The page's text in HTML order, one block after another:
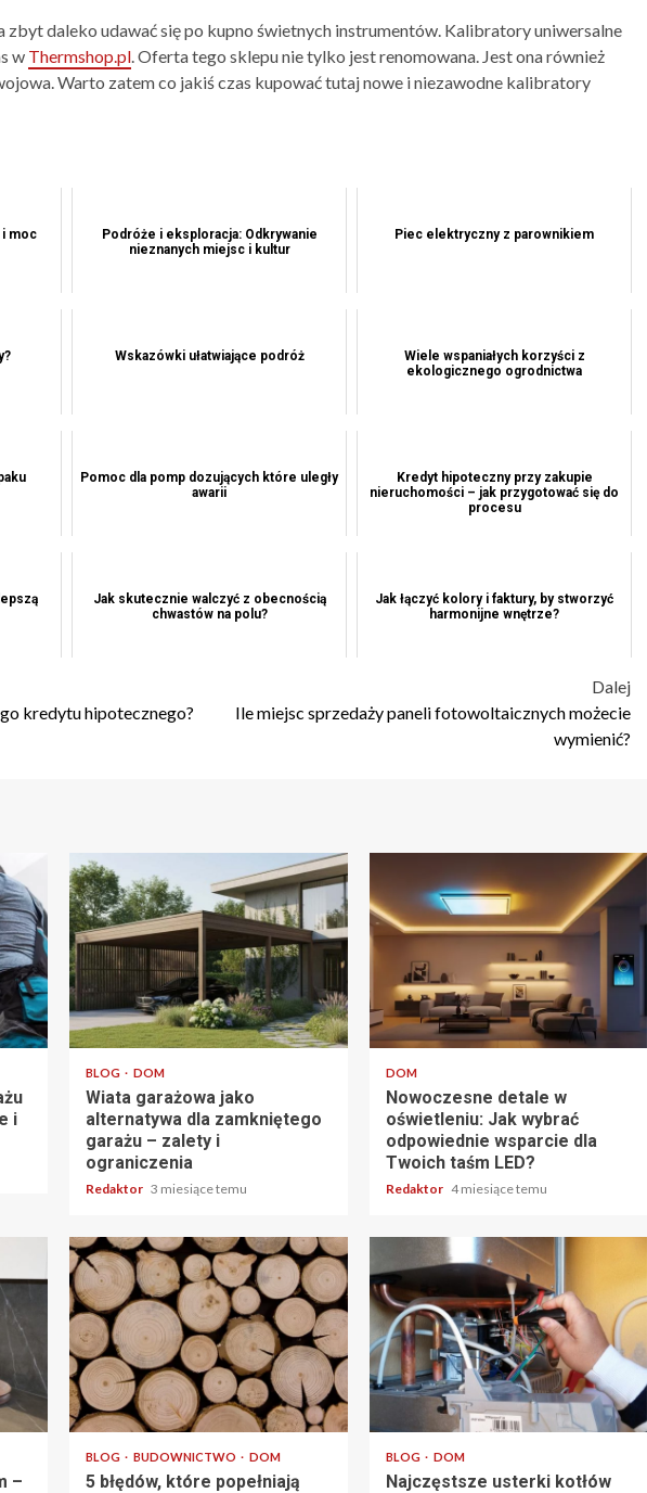
zbyt daleko udawać się po kupno świetnych instrumentów. Kalibratory uniwersalne
w Thermshop.pl. Oferta tego sklepu nie tylko jest renomowana. Jest ona również
Warto zatem co jakiś czas kupować tutaj nowe i niezawodne kalibratory
i moc
Podróże i eksploracja: Odkrywanie
nieznanych miejsc i kultur
Piec elektryczny z parownikiem
Wskazówki ułatwiające podróż
Wiele wspaniałych korzyści z
ekologicznego ogrodnictwa
Pomoc dla pomp dozujących które uległy
awarii
Kredyt hipoteczny przy zakupie
nieruchomości – jak przygotować się do
procesu
Jak skutecznie walczyć z obecnością
chwastów na polu?
Jak łączyć kolory i faktury, by stworzyć
harmonijne wnętrze?
kredytu hipotecznego?
Dalej
Ile miejsc sprzedaży paneli fotowoltaicznych możecie
wymienić?
i
3 min odczytu
BLOG DOM
Wiata garażowa jako
alternatywa dla zamkniętego
garażu – zalety i
ograniczenia
Redaktor 3 miesiące temu
5 min odczytu
DOM
Nowoczesne detale w
oświetleniu: Jak wybrać
odpowiednie wsparcie dla
Twoich taśm LED?
Redaktor 4 miesiące temu
–
4 min odczytu
BLOG BUDOWNICTWO DOM
5 błędów, które popełniają
5 min odczytu
BLOG DOM
Najczęstsze usterki kotłów